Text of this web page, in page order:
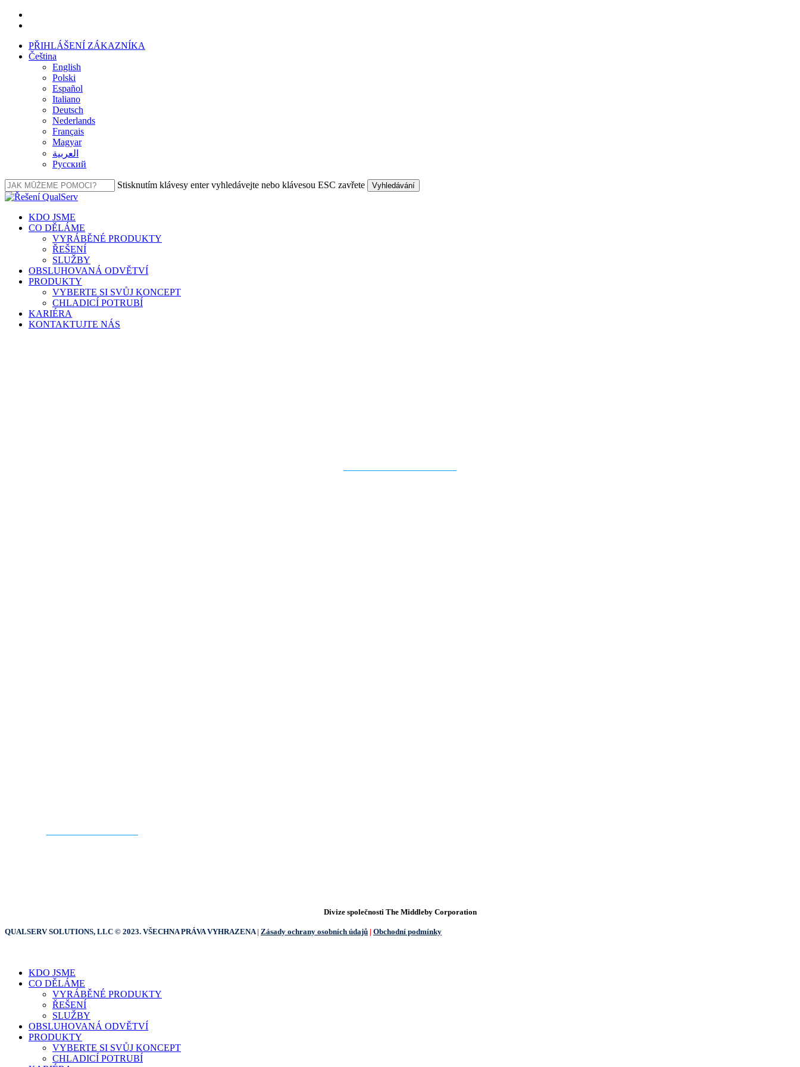
Přeskočit
obsah
PŘIHLÁŠENÍ ZÁKAZNÍKA
Čeština
English
Polski
Español
Italiano
Deutsch
Nederlands
Français
Magyar
العربية‏
Русский
Stisknutím klávesy enter vyhledávejte nebo klávesou ESC zavřete Vyhledávání
Zavřít
NabídkaKDO JSME
CO DĚLÁME
VYRÁBĚNÉ PRODUKTY
ŘEŠENÍ
SLUŽBY
OBSLUHOVANÁ ODVĚTVÍ
PRODUKTY
VYBERTE SI SVŮJ KONCEPT
CHLADICÍ POTRUBÍ
KARIÉRA
KONTAKTUJTE NÁS
Divize společnosti The Middleby Corporation
QUALSERV SOLUTIONS, LLC © 2023. VŠECHNA PRÁVA VYHRAZENA | Zásady ochrany osobních údajů | Obchodní podmínky
Zavřít
nabídku
KDO JSME
CO DĚLÁME
VYRÁBĚNÉ PRODUKTY
ŘEŠENÍ
SLUŽBY
OBSLUHOVANÁ ODVĚTVÍ
PRODUKTY
VYBERTE SI SVŮJ KONCEPT
CHLADICÍ POTRUBÍ